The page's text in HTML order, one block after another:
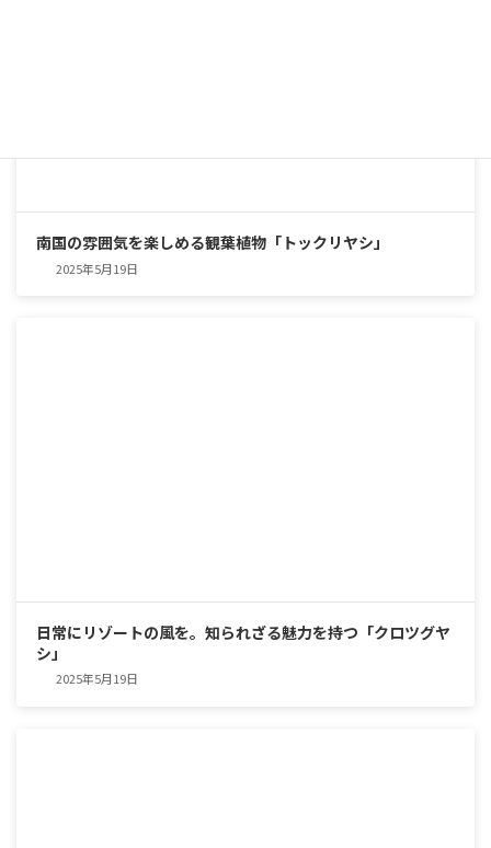
南国の雰囲気を楽しめる観葉植物「トックリヤシ」
2025年5月19日
日常にリゾートの風を。知られざる魅力を持つ「クロツグヤ
シ」
2025年5月19日